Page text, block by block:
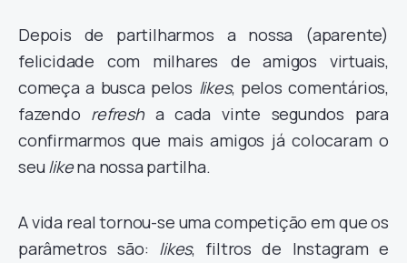
Depois de partilharmos a nossa (aparente)
felicidade com milhares de amigos virtuais,
começa a busca pelos likes, pelos comentários,
fazendo refresha cada vinte segundos para
confirmarmos que mais amigos já colocaram o
seu likena nossa partilha.
A vida real tornou-se uma competição em que os
parâmetros são: likes, filtros de Instagram e